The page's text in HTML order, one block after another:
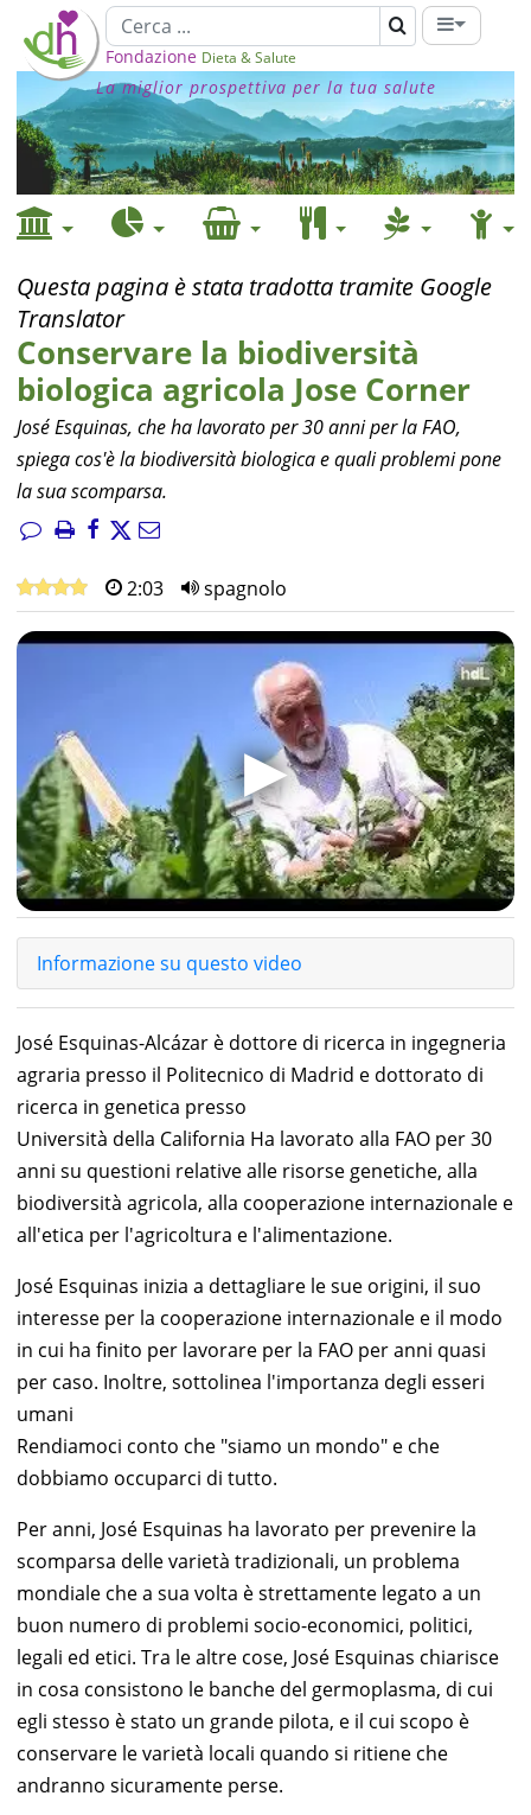
Fondazione Dieta & Salute
La miglior prospettiva per la tua salute
Questa pagina è stata tradotta tramite Google
Translator
Conservare la biodiversità
biologica agricola Jose Corner
José Esquinas, che ha lavorato per 30 anni per la FAO,
spiega cos'è la biodiversità biologica e quali problemi pone
la sua scomparsa.
2:03 spagnolo
▶
Informazione su questo video
José Esquinas-Alcázar è dottore di ricerca in ingegneria
agraria presso il Politecnico di Madrid e dottorato di
ricerca in genetica presso
Università della California Ha lavorato alla FAO per 30
anni su questioni relative alle risorse genetiche, alla
biodiversità agricola, alla cooperazione internazionale e
all'etica per l'agricoltura e l'alimentazione.
José Esquinas inizia a dettagliare le sue origini, il suo
interesse per la cooperazione internazionale e il modo
in cui ha finito per lavorare per la FAO per anni quasi
per caso. Inoltre, sottolinea l'importanza degli esseri
umani
Rendiamoci conto che "siamo un mondo" e che
dobbiamo occuparci di tutto.
Per anni, José Esquinas ha lavorato per prevenire la
scomparsa delle varietà tradizionali, un problema
mondiale che a sua volta è strettamente legato a un
buon numero di problemi socio-economici, politici,
legali ed etici. Tra le altre cose, José Esquinas chiarisce
in cosa consistono le banche del germoplasma, di cui
egli stesso è stato un grande pilota, e il cui scopo è
conservare le varietà locali quando si ritiene che
andranno sicuramente perse.